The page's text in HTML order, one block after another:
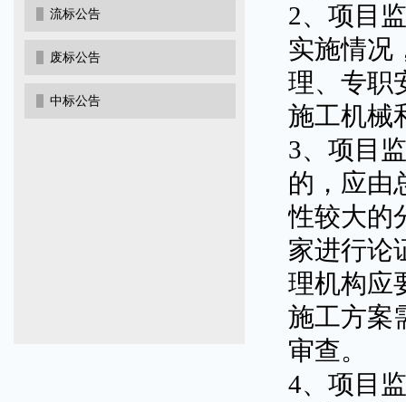
流标公告
废标公告
中标公告
2、项目
实施情况
理、专职
施工机械
3、项目
的，应由
性较大的
家进行论
理机构应
施工方案
审查。
4、项目